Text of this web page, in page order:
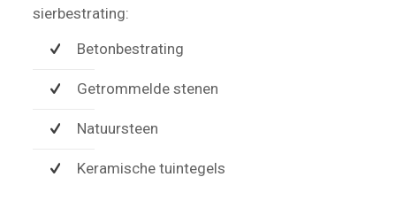
sierbestrating:
Betonbestrating
Getrommelde stenen
Natuursteen
Keramische tuintegels